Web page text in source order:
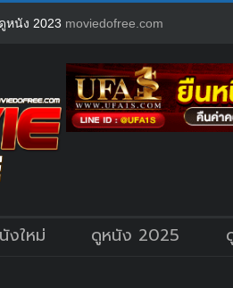
หนัง 2023 moviedofree.com
งใหม่ ดูหนัง 2025